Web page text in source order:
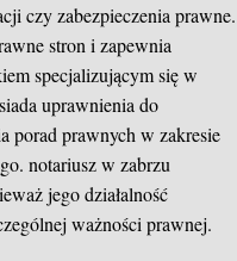
czy zabezpieczenia prawne.
stron i zapewnia
specjalizującym się w
uprawnienia do
porad prawnych w zakresie
notariusz w zabrzu
jego działalność
ważności prawnej.